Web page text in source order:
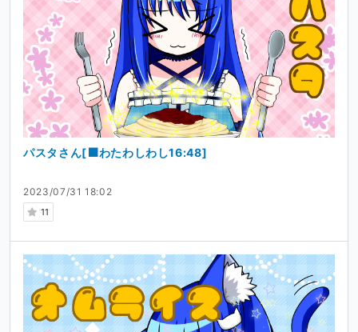
2023/07/31 18:02
11
パスタさん[⬛わたわしわし16:48]